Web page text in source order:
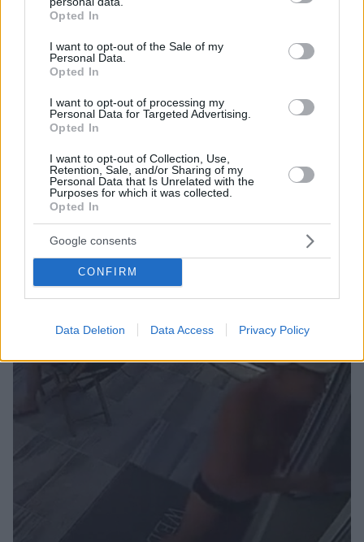
grant or deny consent to Google and its third-party tags to
use your data for below specified purposes in below Google
consent section.
Opted In
I want to opt-out of the Sale of my
Personal Data.
Opted In
I want to opt-out of processing my
Personal Data for Targeted Advertising.
Opted In
I want to opt-out of Collection, Use,
Retention, Sale, and/or Sharing of my
Personal Data that Is Unrelated with the
Purposes for which it was collected.
Opted In
Google consents
CONFIRM
Data Deletion Data Access Privacy Policy
Τι συμβαίνει μέσα στο μυαλό της γάτας – Ποιες είναι οι
πριν 35 λεπτά
Δανεικός στη Φιορεντίνα από τη Ρεάλ Μαδρίτης ο
πριν 35 λεπτά
ΤΑ ΠΙΟ ΔΗΜΟΦΙΛΗ